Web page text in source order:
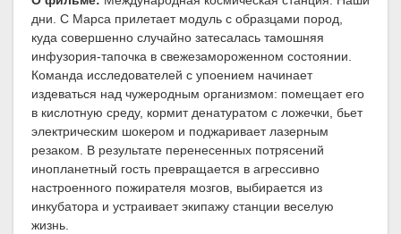
дни. С Марса прилетает модуль с образцами пород,
куда совершенно случайно затесалась тамошняя
инфузория-тапочка в свежезамороженном состоянии.
Команда исследователей с упоением начинает
издеваться над чужеродным организмом: помещает его
в кислотную среду, кормит денатуратом с ложечки, бьет
электрическим шокером и поджаривает лазерным
резаком. В результате перенесенных потрясений
инопланетный гость превращается в агрессивно
настроенного пожирателя мозгов, выбирается из
инкубатора и устраивает экипажу станции веселую
жизнь.